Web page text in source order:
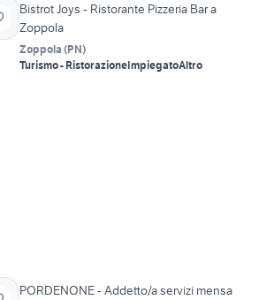
Bistrot Joys - Ristorante Pizzeria Bar a
Zoppola
Zoppola (PN)
Turismo - RistorazioneImpiegatoAltro
PORDENONE - Addetto/a servizi mensa